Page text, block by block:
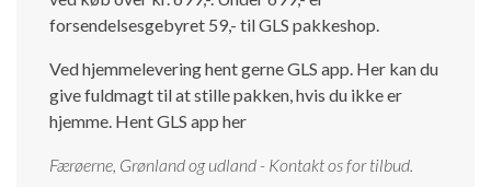
GPDR - KG Camping Kundeklub
forsendelsesgebyret 59,- til GLS pakkeshop.
Ved hjemmelevering hent gerne GLS app. Her kan du
give fuldmagt til at stille pakken, hvis du ikke er
hjemme. Hent GLS app her
Færøerne, Grønland og udland - Kontakt os for tilbud.